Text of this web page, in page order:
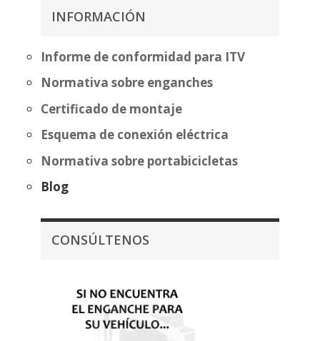
hasta
INFORMACIÓN
Informe de conformidad para ITV
Normativa sobre enganches
Certificado de montaje
Esquema de conexión eléctrica
Normativa sobre portabicicletas
Blog
CONSÚLTENOS